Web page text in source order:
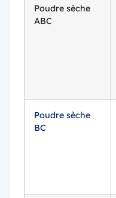
Poudre sèche
ABC
Poudre sèche
BC